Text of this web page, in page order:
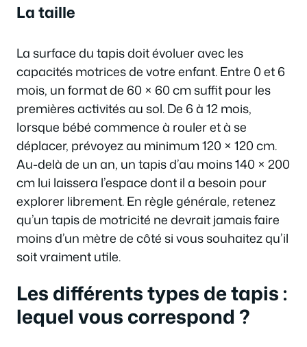
La taille
La surface du tapis doit évoluer avec les
capacités motrices de votre enfant. Entre 0 et 6
mois, un format de 60 × 60 cm suffit pour les
premières activités au sol. De 6 à 12 mois,
lorsque bébé commence à rouler et à se
déplacer, prévoyez au minimum 120 × 120 cm.
Au-delà de un an, un tapis d’au moins 140 × 200
cm lui laissera l’espace dont il a besoin pour
explorer librement. En règle générale, retenez
qu’un tapis de motricité ne devrait jamais faire
moins d’un mètre de côté si vous souhaitez qu’il
soit vraiment utile.
Les différents types de tapis :
lequel vous correspond ?